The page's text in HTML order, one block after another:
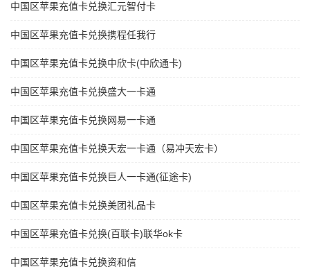
中国区苹果充值卡兑换汇元智付卡
中国区苹果充值卡兑换携程任我行
中国区苹果充值卡兑换中欣卡(中欣通卡)
中国区苹果充值卡兑换盛大一卡通
中国区苹果充值卡兑换网易一卡通
中国区苹果充值卡兑换天宏一卡通（易冲天宏卡）
中国区苹果充值卡兑换巨人一卡通(征途卡)
中国区苹果充值卡兑换美团礼品卡
中国区苹果充值卡兑换(百联卡)联华ok卡
中国区苹果充值卡兑换资和信